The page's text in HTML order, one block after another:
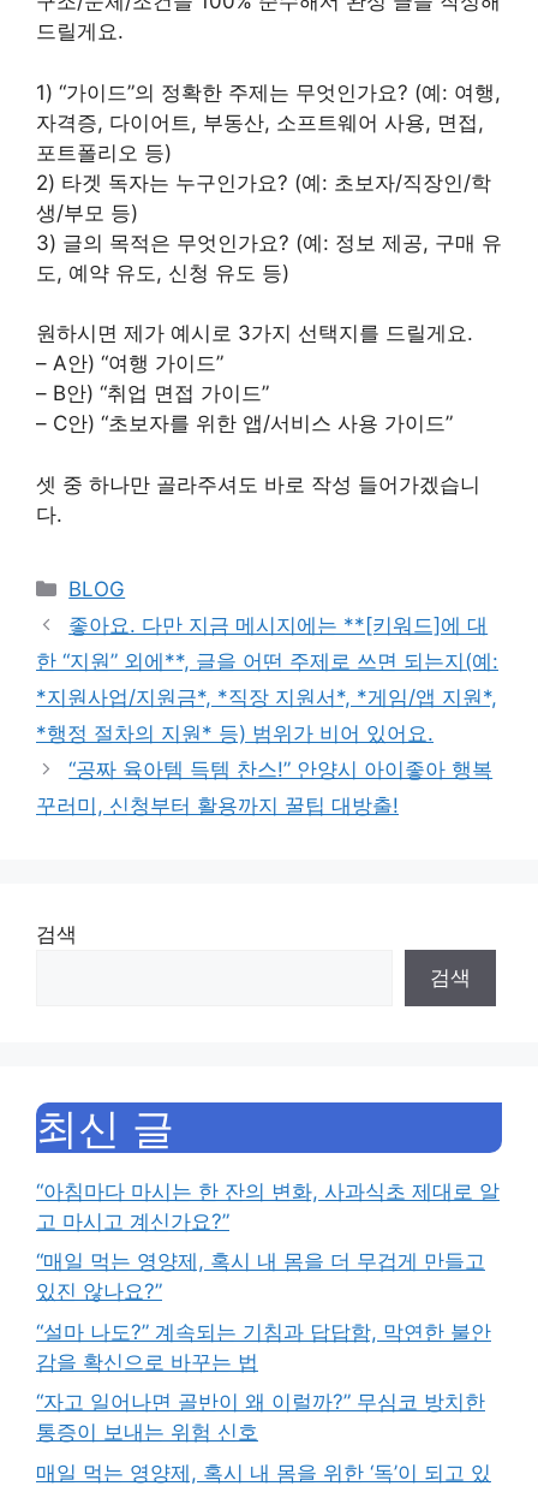
드릴게요.
1) “가이드”의 정확한 주제는 무엇인가요? (예: 여행,
자격증, 다이어트, 부동산, 소프트웨어 사용, 면접,
포트폴리오 등)
2) 타겟 독자는 누구인가요? (예: 초보자/직장인/학
생/부모 등)
3) 글의 목적은 무엇인가요? (예: 정보 제공, 구매 유
도, 예약 유도, 신청 유도 등)
원하시면 제가 예시로 3가지 선택지를 드릴게요.
– A안) “여행 가이드”
– B안) “취업 면접 가이드”
– C안) “초보자를 위한 앱/서비스 사용 가이드”
셋 중 하나만 골라주셔도 바로 작성 들어가겠습니
다.
Categories
BLOG
좋아요. 다만 지금 메시지에는 **[키워드]에 대
한 “지원” 외에**, 글을 어떤 주제로 쓰면 되는지(예:
*지원사업/지원금*, *직장 지원서*, *게임/앱 지원*,
*행정 절차의 지원* 등) 범위가 비어 있어요.
“공짜 육아템 득템 찬스!” 안양시 아이좋아 행복
꾸러미, 신청부터 활용까지 꿀팁 대방출!
검색
검색
최신 글
“아침마다 마시는 한 잔의 변화, 사과식초 제대로 알
고 마시고 계신가요?”
“매일 먹는 영양제, 혹시 내 몸을 더 무겁게 만들고
있진 않나요?”
“설마 나도?” 계속되는 기침과 답답함, 막연한 불안
감을 확신으로 바꾸는 법
“자고 일어나면 골반이 왜 이럴까?” 무심코 방치한
통증이 보내는 위험 신호
매일 먹는 영양제, 혹시 내 몸을 위한 ‘독’이 되고 있